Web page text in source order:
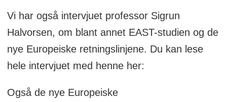
Vi har også intervjuet professor Sigrun
Halvorsen, om blant annet EAST-studien og de
nye Europeiske retningslinjene. Du kan lese
hele intervjuet med henne her:
Også de nye Europeiske